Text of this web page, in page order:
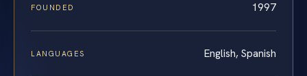
FOUNDED 1997
LANGUAGES English, Spanish